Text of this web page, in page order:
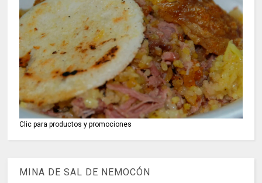
Clic para productos y promociones
MINA DE SAL DE NEMOCÓN